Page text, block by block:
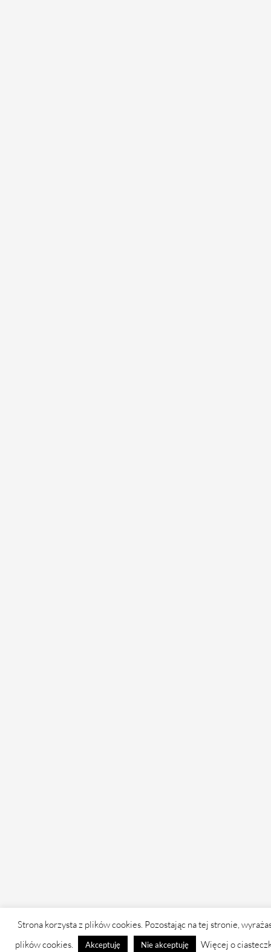
Strona korzysta z plików cookies. Pozostając na tej stronie,
plików cookies.
Akceptuję Nie akceptuję Więcej o